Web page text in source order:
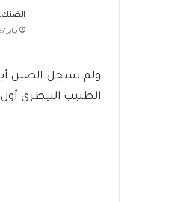
الضنك.
يناير 27, 2026
ولم تسجل الصين
الطبيب البيطري